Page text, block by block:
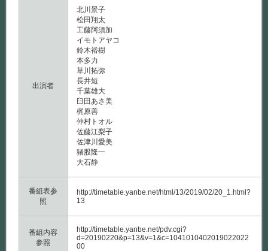
出演者
北川景子
松田翔太
工藤阿須加
イモトアヤコ
鈴木裕樹
本多力
草川拓弥
長井短
千葉雄大
臼田あさ美
梶原善
仲村トオル
佐藤江梨子
佐津川愛美
猪股隆一
大石静
番組表参
照
http://timetable.yanbe.net/html/13/2019/02/20_1.html?
13
番組内容
参照
http://timetable.yanbe.net/pdv.cgi?
d=20190220&p=13&v=1&c=1041010402019022022
00